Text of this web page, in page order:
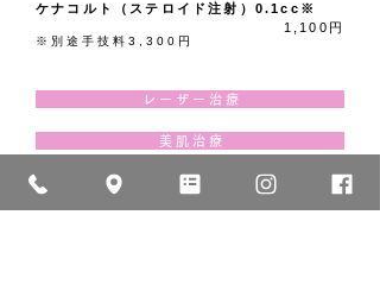
ケナコルト（ステロイド注射）0.1cc※
1,100円
※別途手技料3,300円
レ ー ザ ー 治 療
美 肌 治 療
P D T 治 療